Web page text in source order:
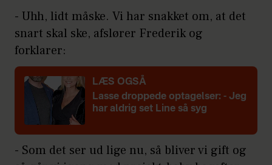
- Uhh, lidt måske. Vi har snakket om, at det
snart skal ske, afslører Frederik og
forklarer:
LÆS OGSÅ
Lasse droppede optagelser: - Jeg
har aldrig set Line så syg
- Som det ser ud lige nu, så bliver vi gift og